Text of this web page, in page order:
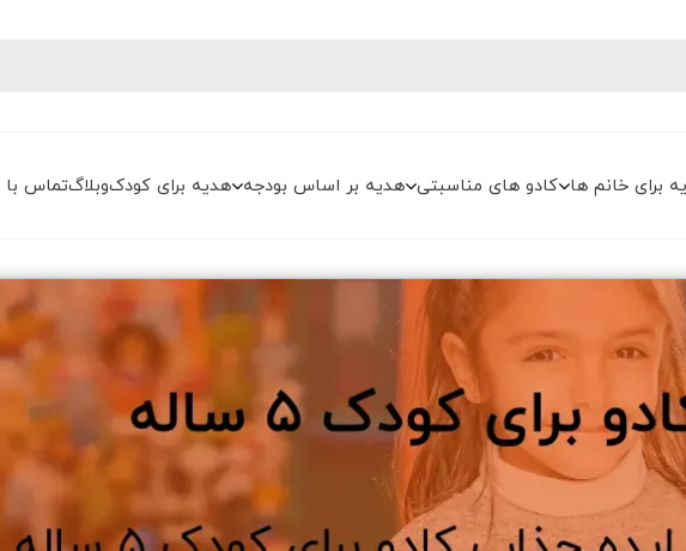
برای خانم ها کادو های مناسبتی هدیه بر اساس بودجه هدیه برای کودکوبلاگتماس با